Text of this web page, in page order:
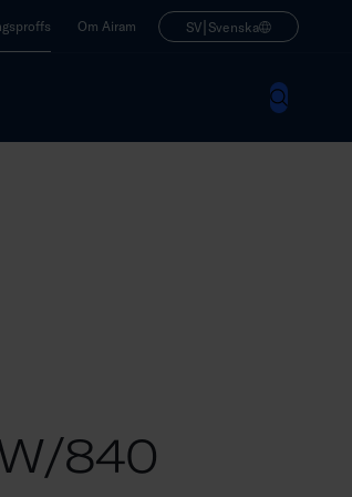
Om Airam SV| Svenska
840